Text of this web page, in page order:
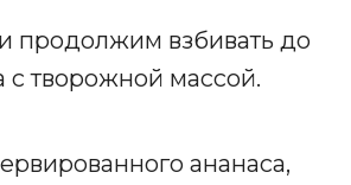
продолжим взбивать до
творожной массой.
ананаса,